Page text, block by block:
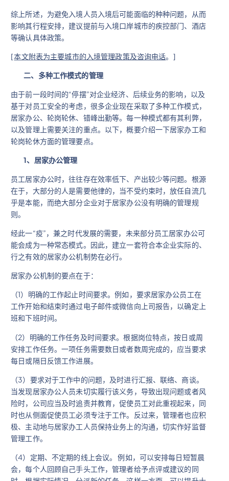
综上所述，为避免入境人员入境后可能面临的种种问题，从而
影响其行程安排，建议提前与入境口岸城市的疾控部门、酒店
等确认具体政策。
[本文附表为主要城市的入境管理政策及咨询电话。]
二、多种工作模式的管理
由于前一段时间的“停摆”对企业经济、后续业务的影响，以及
基于对员工安全的考虑，很多企业现在采取了多种工作模式，
居家办公、轮岗轮休、错峰出勤等。每一种模式都有其利弊，
以及管理上需要关注的重点。以下，概要介绍一下居家办工和
轮岗轮休方面的管理要点。
1、居家办公管理
员工居家办公时，往往存在效率低下、产出较少等问题。根源
在于，大部分的人是需要他律的，当不受约束时，放任自流几
乎是本能，而绝大部分企业对于居家办公没有明确的管理规
则。
经此一“疫”，兼之时代发展的需要，未来部分员工居家办公可
能会成为一种常态模式。因此，建立一套符合本企业实际的、
行之有效的居家办公机制势在必行。
居家办公机制的要点在于：
（1）明确的工作起止时间要求。例如，要求居家办公员工在
工作开始和结束时通过电子邮件或微信向上司报告，以确定上
班和下班时间。
（2）明确的工作任务及时间要求。根据岗位特点，按日或周
安排工作任务。一项任务需要数日或者数周完成的，应当要求
每日或隔日反馈工作进展。
（3）要求对于工作中的问题，及时进行汇报、联络、商谈。
当发现居家办公人员未切实履行该义务，导致出现问题或者风
险时，公司应当及时追责并教育，促使员工对此重视起来，同
时也从侧面促使员工必须专注于工作。反过来，管理者也应积
极、主动地与居家办工人员保持业务上的沟通，切实作好监督
管理工作。
（4）定期、不定期的线上会议。 例如，可以安排每日短暂晨
会，每个人回顾自己手头工作，管理者给予点评或建议的同